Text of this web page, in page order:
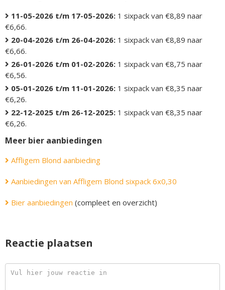
11-05-2026 t/m 17-05-2026: 1 sixpack van €8,89 naar
€6,66.
20-04-2026 t/m 26-04-2026: 1 sixpack van €8,89 naar
€6,66.
26-01-2026 t/m 01-02-2026: 1 sixpack van €8,75 naar
€6,56.
05-01-2026 t/m 11-01-2026: 1 sixpack van €8,35 naar
€6,26.
22-12-2025 t/m 26-12-2025: 1 sixpack van €8,35 naar
€6,26.
Meer bier aanbiedingen
Affligem Blond aanbieding
Aanbiedingen van Affligem Blond sixpack 6x0,30
Bier aanbiedingen (compleet en overzicht)
Reactie plaatsen